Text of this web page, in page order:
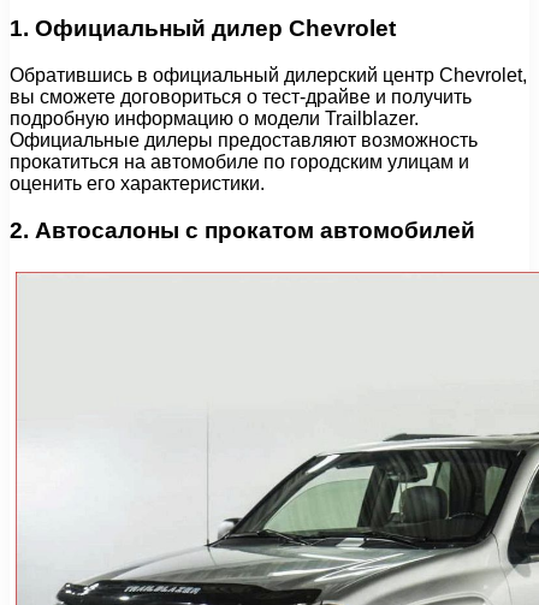
1. Официальный дилер Chevrolet
Обратившись в официальный дилерский центр Chevrolet,
вы сможете договориться о тест-драйве и получить
подробную информацию о модели Trailblazer.
Официальные дилеры предоставляют возможность
прокатиться на автомобиле по городским улицам и
оценить его характеристики.
2. Автосалоны с прокатом автомобилей